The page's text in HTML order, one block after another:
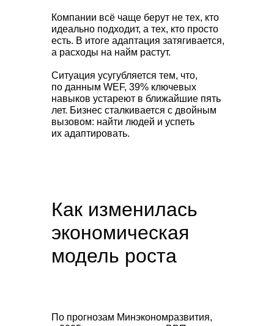
Компании всё чаще берут не тех, кто
идеально подходит, а тех, кто просто
есть. В итоге адаптация затягивается,
а расходы на найм растут.
Ситуация усугубляется тем, что,
по данным WEF, 39% ключевых
навыков устареют в ближайшие пять
лет. Бизнес сталкивается с двойным
вызовом: найти людей и успеть
их адаптировать.
Как изменилась
экономическая
модель роста
По прогнозам Минэкономразвития,